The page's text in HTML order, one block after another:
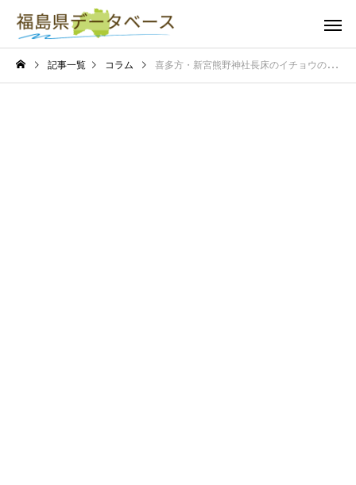
記事一覧 コラム 喜多方・新宮熊野神社長床のイチョウの見頃は？黄金に染まる長床大銀杏のピーク時期を解説